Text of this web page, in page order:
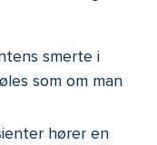
smerte i
som om man
hører en